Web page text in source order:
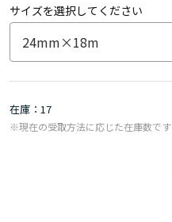
サイズを選択してください
在庫 17
※現在の受取方法に応じた在庫数です